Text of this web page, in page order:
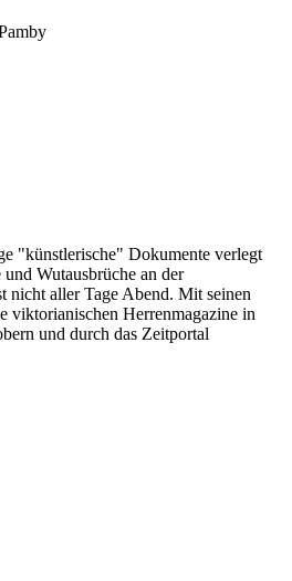
"künstlerische" Dokumente verlegt
Wutausbrüche an der
nicht aller Tage Abend. Mit seinen
viktorianischen Herrenmagazine in
und durch das Zeitportal